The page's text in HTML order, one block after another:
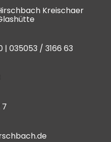
Kreischaer
035053 / 3166 63